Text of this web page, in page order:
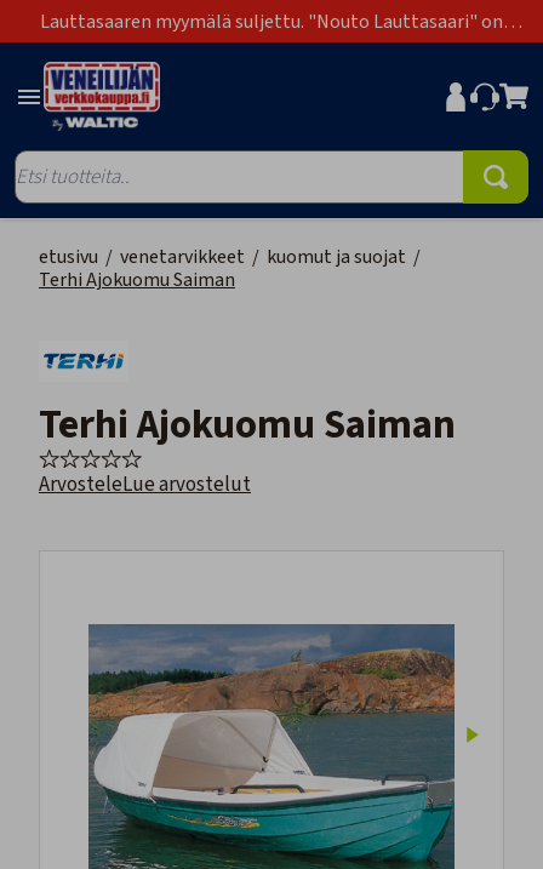
Lauttasaaren myymälä suljettu. "Nouto Lauttasaari" on
poistunut toimitustapavaihtoehdoista.
etusivu / venetarvikkeet / kuomut ja suojat /
Terhi Ajokuomu Saiman
Terhi Ajokuomu Saiman
ArvosteleLue arvostelut